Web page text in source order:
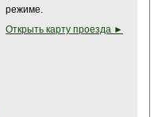
режиме.
Открыть карту проезда ►